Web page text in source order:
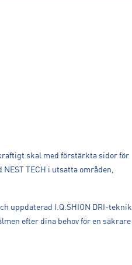
skal med förstärkta sidor för
TECH i utsatta områden,
uppdaterad I.Q.SHION DRI-teknik
efter dina behov för en säkrare